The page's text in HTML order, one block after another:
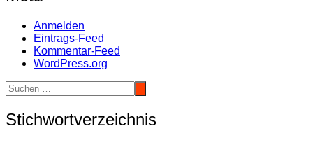
Anmelden
Eintrags-Feed
Kommentar-Feed
WordPress.org
Stichwortverzeichnis